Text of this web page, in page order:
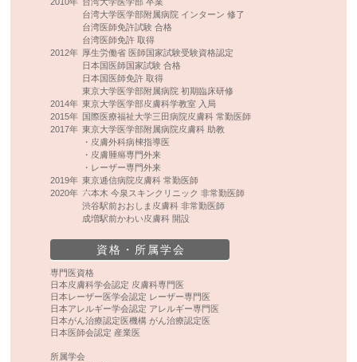
台湾大学医学部附属病院 インターン 修了
台湾医師免許試験 合格
台湾医師免許 取得
2012年 厚生労働省 医師国家試験受験資格認定
日本国医師国家試験 合格
日本国医師免許 取得
東京大学医学部附属病院 初期臨床研修
2014年 東京大学医学部皮膚科学教室 入局
2015年 国際医療福祉大学三田病院皮膚科 常勤医師
2017年 東京大学医学部附属病院皮膚科 助教
・皮膚外科病棟指導医
・皮膚腫瘍専門外来
・レーザー専門外来
2019年 東京逓信病院皮膚科 常勤医師
2020年 六本木 今泉スキンクリニック 非常勤医師
渋谷駅前おおしま皮膚科 非常勤医師
成増駅前かわい皮膚科 開設
資格・所属学会
専門医資格
日本皮膚科学会認定 皮膚科専門医
日本レーザー医学会認定 レーザー専門医
日本アレルギー学会認定 アレルギー専門医
日本がん治療認定医機構 がん治療認定医
日本医師会認定 産業医
所属学会